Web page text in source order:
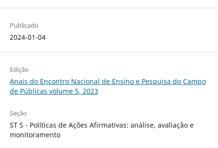
Publicado
2024-01-04
Edição
Anais do Encontro Nacional de Ensino e Pesquisa do Campo
de Públicas volume 5, 2023
Seção
ST 5 - Políticas de Ações Afirmativas: análise, avaliação e
monitoramento